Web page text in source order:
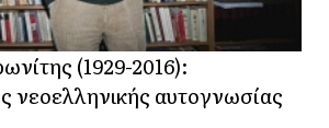
(1929-2016):
νεοελληνικής αυτογνωσίας